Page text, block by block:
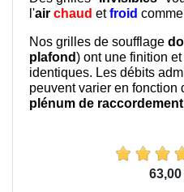
l'air chaud etfroid
Nos grilles de soufflage
plafond) ont une finition
identiques. Les débits
peuvent varier en fonction
plénum de raccordement
63,00